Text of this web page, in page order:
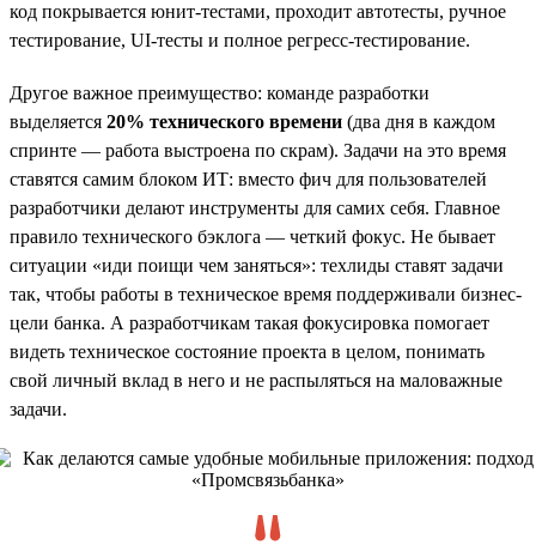
код покрывается юнит-тестами, проходит автотесты, ручное
тестирование, UI-тесты и полное регресс-тестирование.
Другое важное преимущество: команде разработки
выделяется 20% технического времени (два дня в каждом
спринте — работа выстроена по скрам). Задачи на это время
ставятся самим блоком ИТ: вместо фич для пользователей
разработчики делают инструменты для самих себя. Главное
правило технического бэклога — четкий фокус. Не бывает
ситуации «иди поищи чем заняться»: техлиды ставят задачи
так, чтобы работы в техническое время поддерживали бизнес-
цели банка. А разработчикам такая фокусировка помогает
видеть техническое состояние проекта в целом, понимать
свой личный вклад в него и не распыляться на маловажные
задачи.